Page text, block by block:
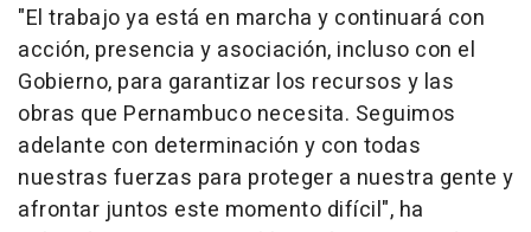
"El trabajo ya está en marcha y continuará con
acción, presencia y asociación, incluso con el
Gobierno, para garantizar los recursos y las
obras que Pernambuco necesita. Seguimos
adelante con determinación y con todas
nuestras fuerzas para proteger a nuestra gente y
afrontar juntos este momento difícil", ha